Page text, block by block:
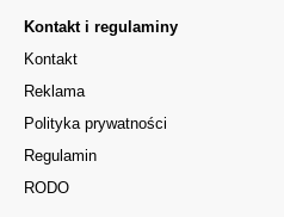
Kontakt i regulaminy
Kontakt
Reklama
Polityka prywatności
Regulamin
RODO